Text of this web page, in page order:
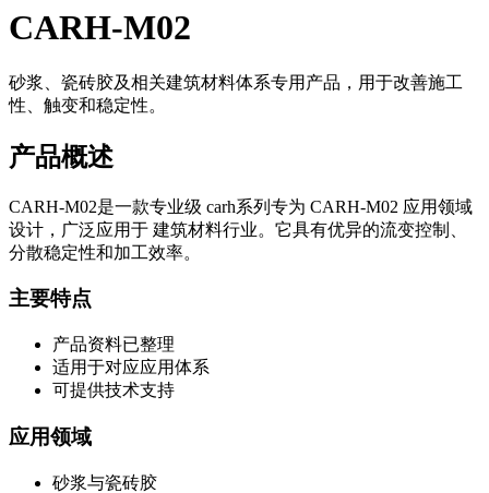
CARH-M02
砂浆、瓷砖胶及相关建筑材料体系专用产品，用于改善施工
性、触变和稳定性。
产品概述
CARH-M02是一款专业级 carh系列 专为 CARH-M02 应用领域
设计，广泛应用于 建筑材料行业。它具有优异的流变控制、
分散稳定性和加工效率。
主要特点
产品资料已整理
适用于对应应用体系
可提供技术支持
应用领域
砂浆与瓷砖胶